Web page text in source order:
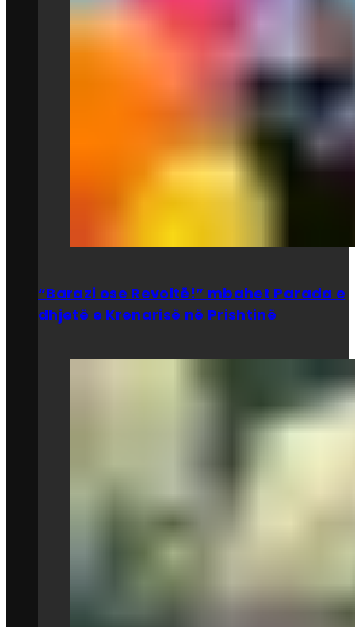
“Barazi ose Revoltë!” mbahet Parada e
dhjetë e Krenarisë në Prishtinë